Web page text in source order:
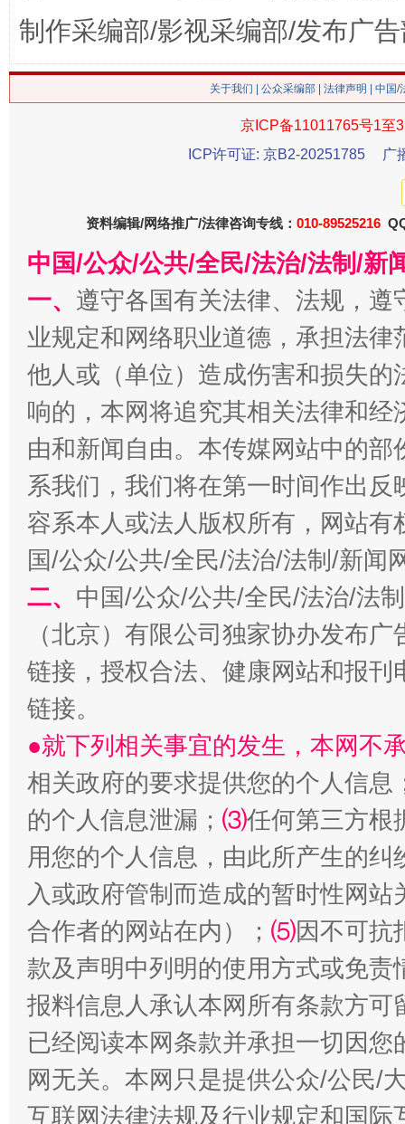
在谋一域中谋全局
今
习近平的博鳌关键词
揭批美国五大"原罪" "炒
制作采编部/影视采编部/发布广
关于我们 公众采编部 法律声明 | 中国
京ICP备11011765号1至
ICP许可证: 京B2-20251785
广
资料编辑/网络推广/法律咨询专线： 010-89525216
中国/公众/公共/全民/法治/法制/新
一、 遵守各国有关法律、法规，
业规定和网络职业道德，承担法
他人或（单位）造成伤害和损失
响的，本网将追究其相关法律和
由和新闻自由。本传媒网站中的
系我们，我们将在第一时间作出
容系本人或法人版权所有，网站
国/公众/公共/全民/法治/法制/新闻
二、 中国/公众/公共/全民/法治/法
（北京）有限公司独家协办发布
链接，授权合法、健康网站和报
链接。
●就下列相关事宜的发生，本网不
相关政府的要求提供您的个人信息
的个人信息泄漏； ⑶任何第三方根
用您的个人信息，由此所产生的纠
入或政府管制而造成的暂时性网
合作者的网站在内）； ⑸因不可抗
款及声明中列明的使用方式或免责
报料信息人承认本网所有条款方
已经阅读本网条款并承担一切因
网无关。本网只是提供公众/公民/
互联网法律法规及行业规定和国